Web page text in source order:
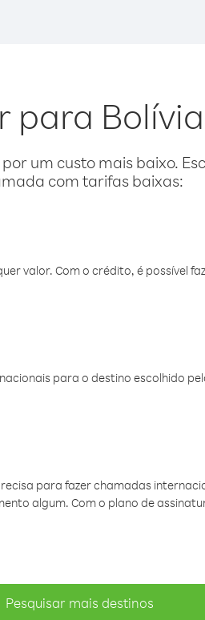
para
um custo mais baixo.
com tarifas baixas:
valor. Com o crédito, é possível
para o destino escolhido
para fazer chamadas
algum. Com o plano de
Pesquisar mais destinos